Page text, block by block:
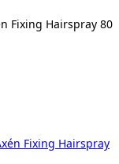
Fixing Hairspray 80